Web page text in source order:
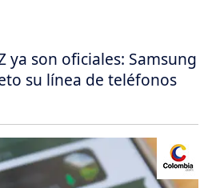
ya son oficiales: Samsung
su línea de teléfonos